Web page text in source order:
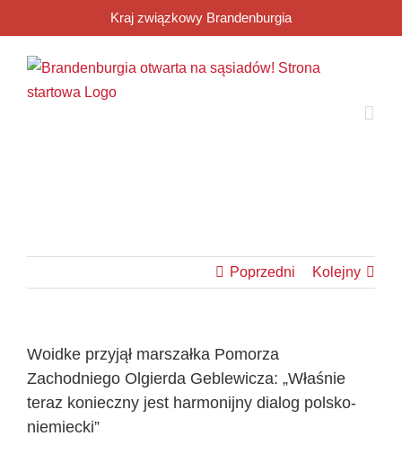
do
zawartości
Kraj związkowy Brandenburgia
Poprzedni Kolejny
Woidke przyjął marszałka Pomorza
Zachodniego Olgierda Geblewicza: „Właśnie
teraz konieczny jest harmonijny dialog polsko-
niemiecki”